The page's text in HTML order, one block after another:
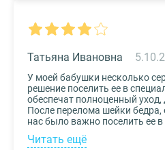
подробная, что определиться
сервис!
Татьяна Ивановна
У моей бабушки несколько
решение поселить ее в
обеспечат полноценный
После перелома шейки бедра,
нас было важно поселить ее в
будут заботиться
на реабилитационном центре
Читать ещё